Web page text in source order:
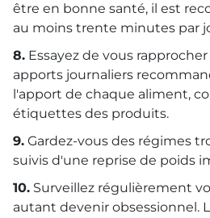
être en bonne santé, il est
au moins trente minutes par
8. Essayez de vous
apports journaliers
l'apport de chaque aliment,
étiquettes des produits.
9. Gardez-vous des régimes
suivis d'une reprise de poids
10. Surveillez régulièrement
autant devenir obsessionnel.